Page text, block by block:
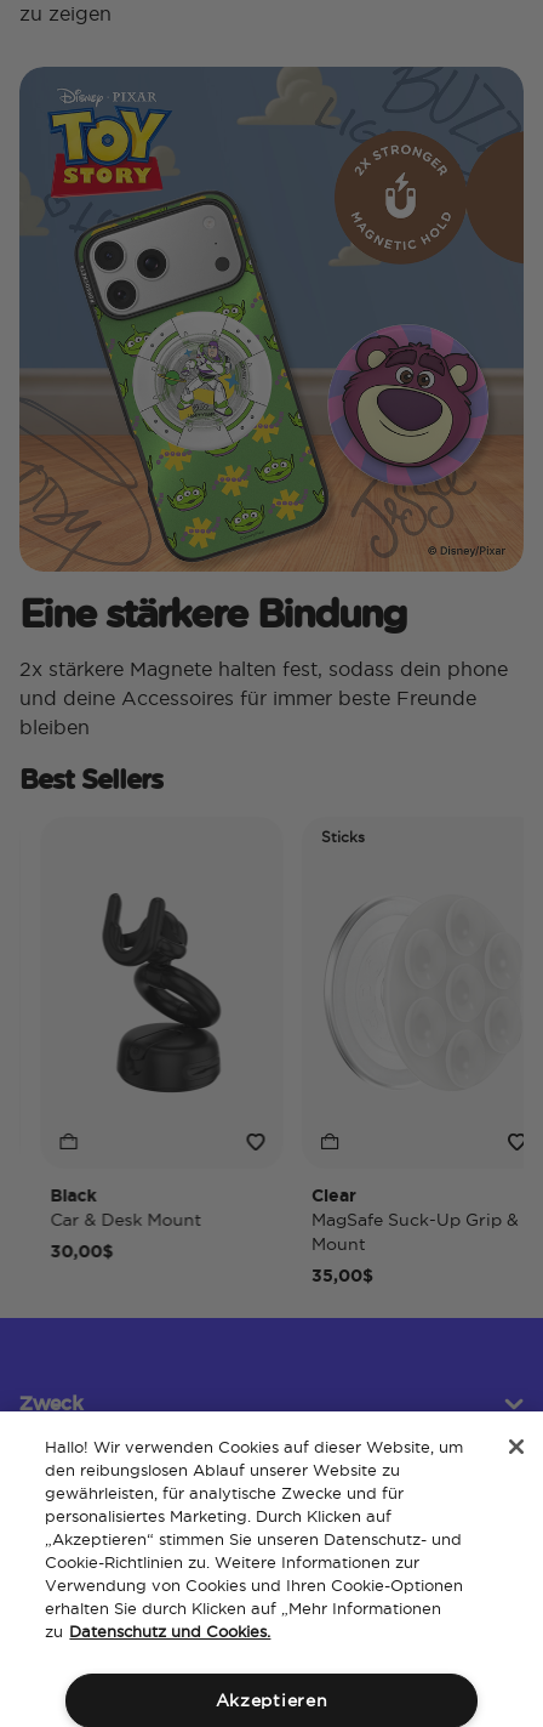
zu zeigen
Eine stärkere Bindung
2x stärkere Magnete halten fest, sodass dein phone
und deine Accessoires für immer beste Freunde
bleiben
Best Sellers
Black
Car & Desk Mount
30,00$
Sticks
Clear
MagSafe Suck-Up Grip &
Mount
35,00$
Zweck
Kundendienst
Um
Hallo! Wir verwenden Cookies auf dieser Website, um
den reibungslosen Ablauf unserer Website zu
gewährleisten, für analytische Zwecke und für
personalisiertes Marketing. Durch Klicken auf
„Akzeptieren“ stimmen Sie unseren Datenschutz- und
Cookie-Richtlinien zu. Weitere Informationen zur
Verwendung von Cookies und Ihren Cookie-Optionen
erhalten Sie durch Klicken auf „Mehr Informationen
zu Datenschutz und Cookies.
Akzeptieren